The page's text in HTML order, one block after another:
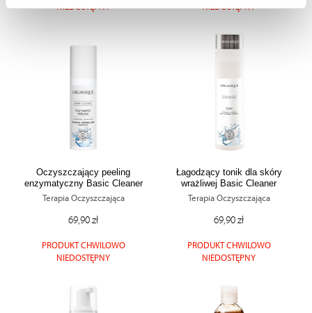
zmienić lub wycofać swoją zgodę w dowolnej chwili.
Wykorzystujemy pliki cookie do wybranych treści i
jak korzystać z naszej aplikacji, udostępniania
społecznościowego, dostępnego w aplikacji. Partnerzy
mogą udostępniać te informacje z innych urządzeń
elektrycznych od Ciebie lub uzyskiwanych podczas
NIEDOSTĘPNY
NIEDOSTĘPNY
Oczyszczający peeling
enzymatyczny Basic Cleaner
Terapia Oczyszczająca
69,90 zł
PRODUKT CHWILOWO
NIEDOSTĘPNY
Łagodzący tonik dla skóry
wrażliwej Basic Cleaner
Terapia Oczyszczająca
69,90 zł
PRODUKT CHWILOWO
NIEDOSTĘPNY